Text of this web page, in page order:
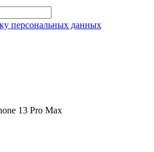
персональных данных
13 Pro Max